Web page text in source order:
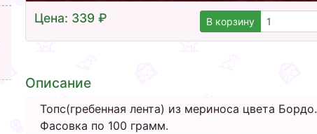
Цена: 339 ₽ В корзину
Описание
Топс(гребенная лента) из мериноса цвета Бордо.
Фасовка по 100 грамм.